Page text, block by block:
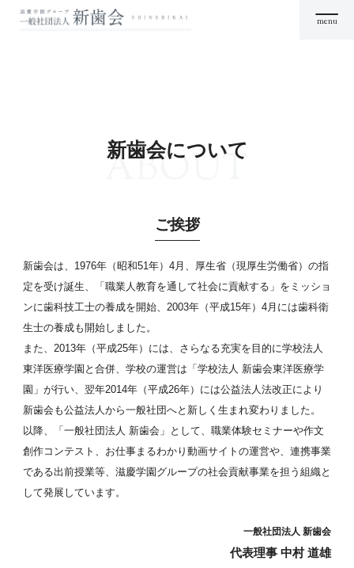
menu
新歯会について
ABOUT
ご挨拶
新歯会は、1976年（昭和51年）4月、厚生省（現厚生労働省）の指
定を受け誕生、「職業人教育を通して社会に貢献する」をミッショ
ンに歯科技工士の養成を開始、2003年（平成15年）4月には歯科衛
生士の養成も開始しました。
また、2013年（平成25年）には、さらなる充実を目的に学校法人
東洋医療学園と合併、学校の運営は「学校法人 新歯会東洋医療学
園」が行い、翌年2014年（平成26年）には公益法人法改正により
新歯会も公益法人から一般社団へと新しく生まれ変わりました。
以降、「一般社団法人 新歯会」として、職業体験セミナーや作文
創作コンテスト、お仕事まるわかり動画サイトの運営や、連携事業
である出前授業等、滋慶学園グループの社会貢献事業を担う組織と
して発展しています。
一般社団法人 新歯会
代表理事 中村 道雄